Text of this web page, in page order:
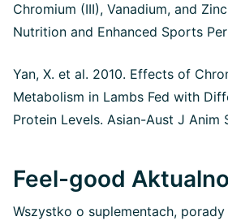
Chromium (III), Vanadium, and
Nutrition and Enhanced Sports
Yan, X. et al. 2010. Effects of
Metabolism in Lambs Fed with
Protein Levels. Asian-Aust J Anim
Feel-good
Wszystko o suplementach,